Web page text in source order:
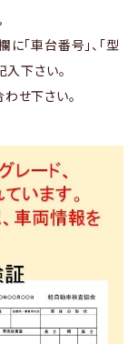
「車台番号」、「型
入下さい。
せ下さい。